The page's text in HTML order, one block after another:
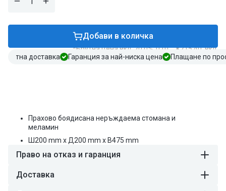
Намали
за
бюфет
-
бял
Височина:475mm
вкл.
1
купа
Завиши
за
бюфет
-
-
Височина:475mm
-
1
купа
Добави в количка
*Брутна цена вкл. 20.0% ДДС.: €215,40, вкл.
доставка
Гаранция за най-ниска цена Плащане по
Прахово боядисана неръждаема стомана и
меламин
Ш200 mm x Д200 mm x В475 mm
Право на отказ и гаранция
Доставка